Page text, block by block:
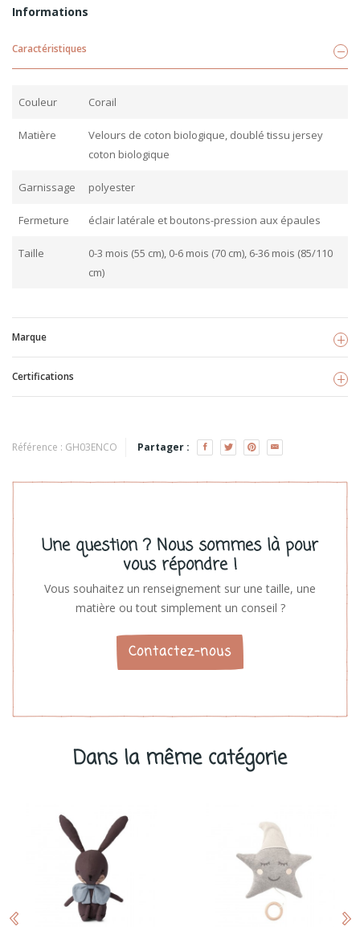
Informations
Caractéristiques
Couleur Corail
Matière
Velours de coton biologique, doublé tissu jersey
coton biologique
Garnissage polyester
Fermeture éclair latérale et boutons-pression aux épaules
Taille
0-3 mois (55 cm), 0-6 mois (70 cm), 6-36 mois (85/110
cm)
Marque
Voir les produits
Certifications
Référence : GH03ENCO Partager :
Une question ? Nous sommes là pour
vous répondre !
Vous souhaitez un renseignement sur une taille, une
matière ou tout simplement un conseil ?
Contactez-nous
Dans la même catégorie